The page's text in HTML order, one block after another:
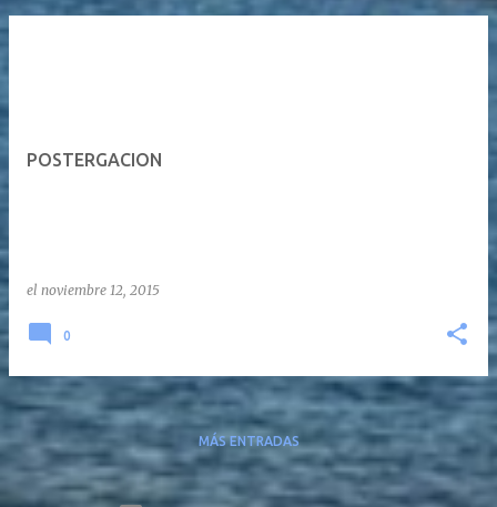
POSTERGACION
el noviembre 12, 2015
0
MÁS ENTRADAS